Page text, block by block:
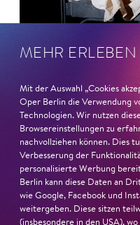
26. Juni 2026
Ambur Braid
nominiert
Ambur Braidist für den
MEHR
Mit der Auswahl „Cookies
Oper Berlin die Verwendung
Technologien. Wir nutzen
Browsereinstellungen zu
nachvollziehen können. Dies
Verbesserung der
personalisierte Werbung
Berlin kann diese Daten an
wie Google, Facebook und
weitergeben. Diese sitzen
(insbesondere in den USA),